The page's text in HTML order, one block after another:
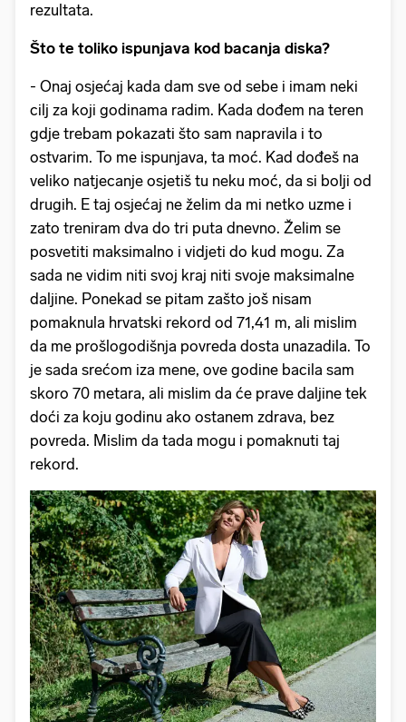
rezultata.
Što te toliko ispunjava kod bacanja diska?
- Onaj osjećaj kada dam sve od sebe i imam neki
cilj za koji godinama radim. Kada dođem na teren
gdje trebam pokazati što sam napravila i to
ostvarim. To me ispunjava, ta moć. Kad dođeš na
veliko natjecanje osjetiš tu neku moć, da si bolji od
drugih. E taj osjećaj ne želim da mi netko uzme i
zato treniram dva do tri puta dnevno. Želim se
posvetiti maksimalno i vidjeti do kud mogu. Za
sada ne vidim niti svoj kraj niti svoje maksimalne
daljine. Ponekad se pitam zašto još nisam
pomaknula hrvatski rekord od 71,41 m, ali mislim
da me prošlogodišnja povreda dosta unazadila. To
je sada srećom iza mene, ove godine bacila sam
skoro 70 metara, ali mislim da će prave daljine tek
doći za koju godinu ako ostanem zdrava, bez
povreda. Mislim da tada mogu i pomaknuti taj
rekord.